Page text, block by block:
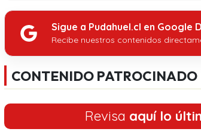
Sigue a Pudahuel.cl en Google
Recibe nuestros contenidos
CONTENIDO PATROCINADO
Revisa aquí lo